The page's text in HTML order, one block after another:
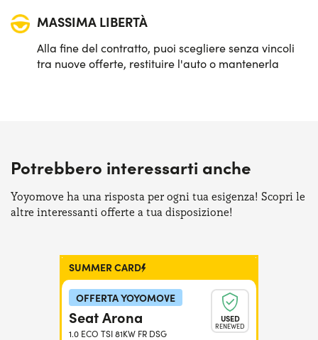
MASSIMA LIBERTÀ
Alla fine del contratto, puoi scegliere senza vincoli
tra nuove offerte, restituire l'auto o mantenerla
Potrebbero interessarti anche
Yoyomove ha una risposta per ogni tua esigenza! Scopri le
altre interessanti offerte a tua disposizione!
SUMMER CARD
OFFERTA YOYOMOVE
USED
RENEWED
Seat Arona
1.0 ECO TSI 81KW FR DSG